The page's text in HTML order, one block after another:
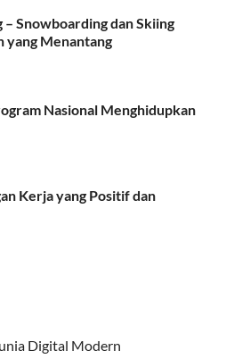
Snowboarding dan Skiing
yang Menantang
Nasional Menghidupkan
Kerja yang Positif dan
Digital Modern